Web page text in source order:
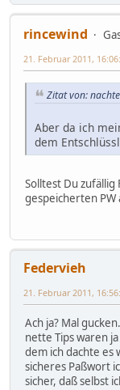
rincewind
21. Februar 2011,
Zitat von:
Aber da ich
dem
Solltest Du zufällig
gespeicherten PW
Federvieh
21. Februar 2011,
Ach ja? Mal
nette Tips waren
dem ich dachte es
sicheres Paßwort
sicher, daß selbst